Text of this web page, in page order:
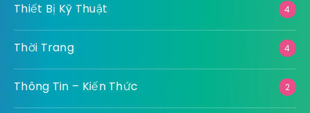
Thiết Bị Kỹ Thuật 4
Thời Trang 4
Thông Tin – Kiến Thức 2